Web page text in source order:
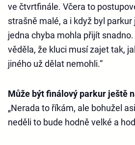
ve čtvrtfinále. Včera to
strašně malé, a i když byl
jedna chyba mohla přijít
věděla, že kluci musí zajet tak,
jiného už dělat nemohli.“
Může být finálový parkur ještě
„Nerada to říkám, ale bohužel
neděli to bude hodně velké a